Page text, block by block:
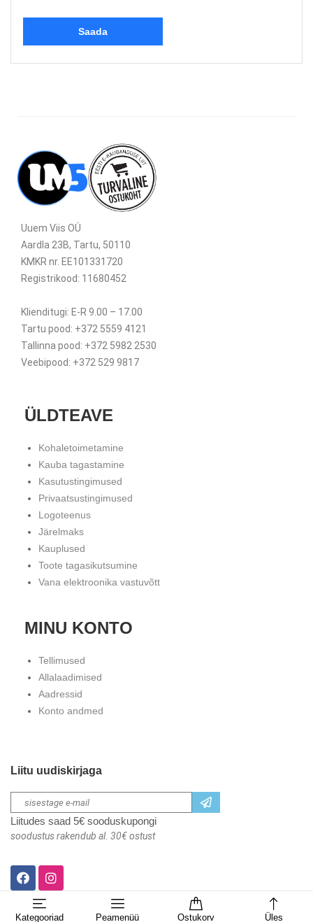
Kategooriad Peamenüü Ostukorv Üles
Uuem Viis OÜ
Aardla 23B, Tartu, 50110
KMKR nr. EE101331720
Registrikood: 11680452
Klienditugi: E-R 9.00 – 17.00
Tartu pood: +372 5559 4121
Tallinna pood: +372 5982 2530
Veebipood: +372 529 9817
ÜLDTEAVE
Kohaletoimetamine
Kauba tagastamine
Kasutustingimused
Privaatsustingimused
Logoteenus
Järelmaks
Kauplused
Toote tagasikutsumine
Vana elektroonika vastuvõtt
MINU KONTO
Tellimused
Allalaadimised
Aadressid
Konto andmed
Liitu uudiskirjaga
Liitudes saad 5€ sooduskupongi
soodustus rakendub al. 30€ ostust